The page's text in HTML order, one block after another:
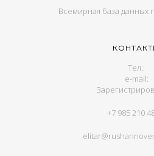
Всемирная база данных
Тел.:
e-mail:
+7 985 210